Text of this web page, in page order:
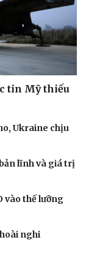
tin Mỹ thiếu
Ukraine chịu
lĩnh và giá trị
vào thế lưỡng
nghi